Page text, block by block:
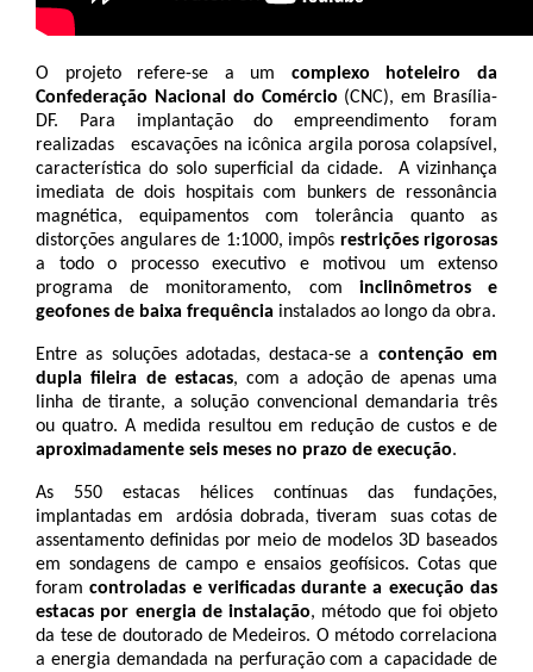
O projeto refere-se a um complexo hoteleiro da
Confederação Nacional do Comércio (CNC), em Brasília-
DF. Para implantação do empreendimento foram
realizadas   escavações na icônica argila porosa colapsível,
característica do solo superficial da cidade.  A vizinhança
imediata de dois hospitais com bunkers de ressonância
magnética, equipamentos com tolerância quanto as
distorções angulares de 1:1000, impôs restrições rigorosas
a todo o processo executivo e motivou um extenso
programa de monitoramento, com inclinômetros e
geofones de baixa frequência instalados ao longo da obra.
Entre as soluções adotadas, destaca-se a contenção em
dupla fileira de estacas, com a adoção de apenas uma
linha de tirante, a solução convencional demandaria três
aproximadamente seis meses no prazo de execução.
As 550 estacas hélices contínuas das fundações,
implantadas em  ardósia dobrada, tiveram  suas cotas de
assentamento definidas por meio de modelos 3D baseados
em sondagens de campo e ensaios geofísicos. Cotas que
foram controladas e verificadas durante a execução das
estacas por energia de instalação, método que foi objeto
da tese de doutorado de Medeiros. O método correlaciona
a energia demandada na perfuração com a capacidade de